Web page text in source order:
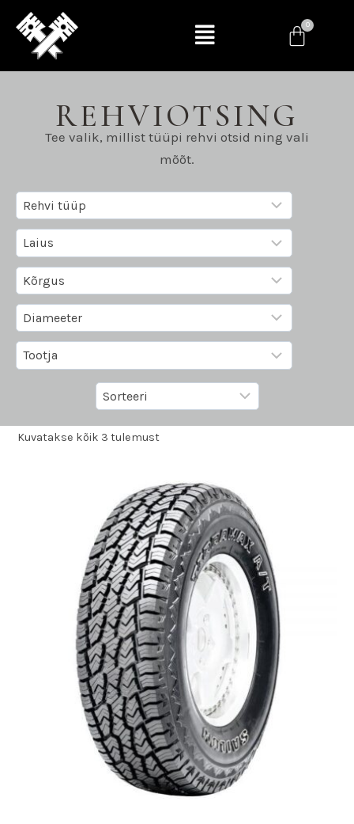
REHVIOTSING
Tee valik, millist tüüpi rehvi otsid ning vali
mõõt.
Kuvatakse kõik 3 tulemust